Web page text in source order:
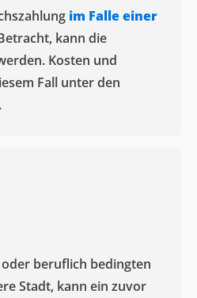
im Falle einer
kann die
Kosten und
Fall unter den
beruflich bedingten
Stadt, kann ein zuvor